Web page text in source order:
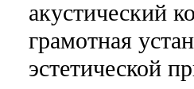
акустический
грамотная
эстетической